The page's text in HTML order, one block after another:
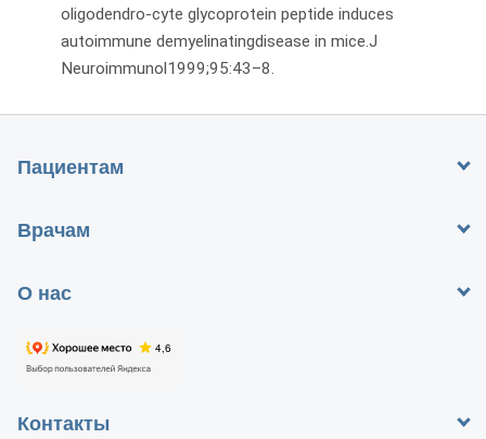
oligodendro-cyte glycoprotein peptide induces
autoimmune demyelinatingdisease in mice.J
Neuroimmunol1999;95:43–8.
Пациентам
Врачам
О нас
Контакты